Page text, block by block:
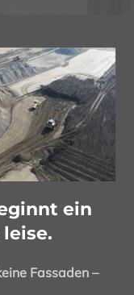
ein
Fassaden –